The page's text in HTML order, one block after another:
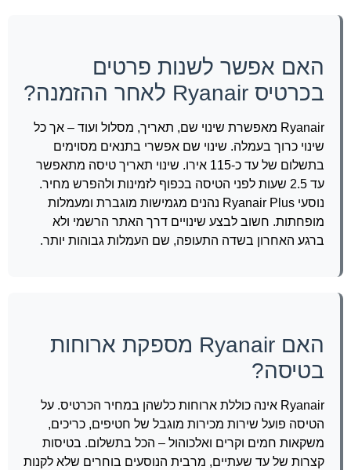
האם אפשר לשנות פרטים
בכרטיס Ryanair לאחר ההזמנה?
Ryanair מאפשרת שינוי שם, תאריך, מסלול ועוד – אך כל
שינוי כרוך בעמלה. שינוי שם אפשרי בתנאים מסוימים
בתשלום של עד כ-115 אירו. שינוי תאריך טיסה מתאפשר
עד 2.5 שעות לפני הטיסה בכפוף לזמינות ולהפרש מחיר.
נוסעי Ryanair Plus נהנים מגמישות מוגברת ומעמלות
מופחתות. חשוב לבצע שינויים דרך האתר הרשמי ולא
ברגע האחרון בשדה התעופה, שם העמלות גבוהות יותר.
האם Ryanair מספקת ארוחות
בטיסה?
Ryanair אינה כוללת ארוחות כלשהן במחיר הכרטיס. על
הטיסה פועל שירות מכירות מוגבל של חטיפים, כריכים,
משקאות חמים וקרים ואלכוהול – הכל בתשלום. בטיסות
קצרות של עד שעתיים, מרבית הנוסעים בוחרים שלא לקנות